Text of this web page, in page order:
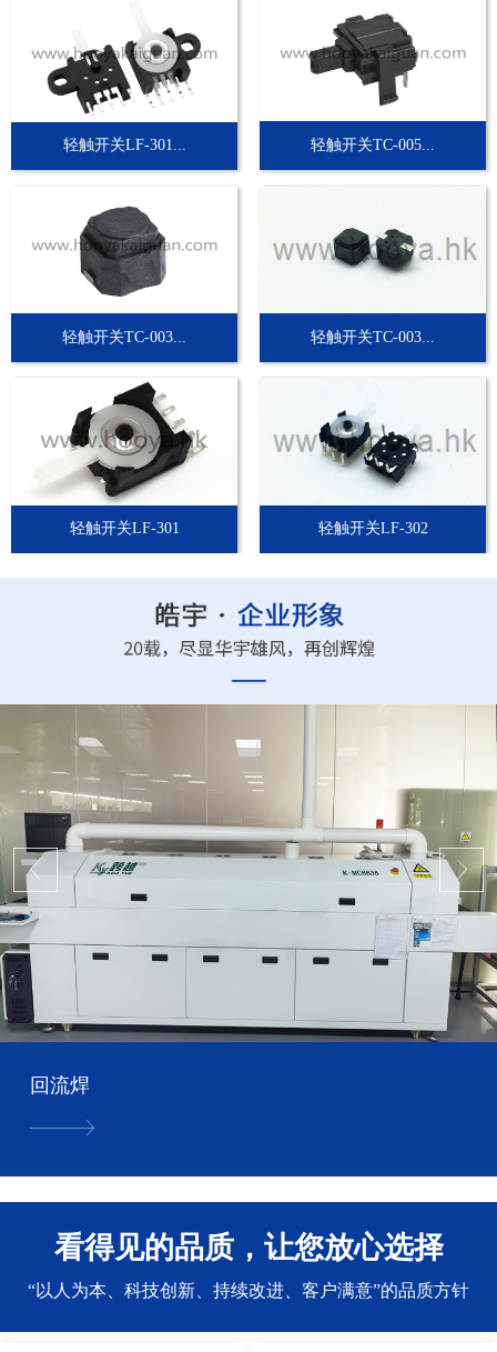
轻触开关LF-301... 轻触开关TC-005...
轻触开关TC-003... 轻触开关TC-003...
轻触开关LF-301 轻触开关LF-302
回流焊
看得见的品质，让您放心选择
“以人为本、科技创新、持续改进、客户满意”的品质方针